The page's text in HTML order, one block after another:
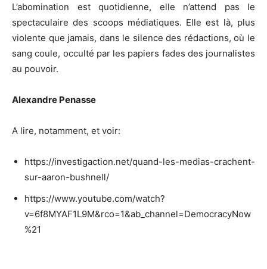
L’abomination est quotidienne, elle n’attend pas le
spectaculaire des scoops médiatiques. Elle est là, plus
violente que jamais, dans le silence des rédactions, où le
sang coule, occulté par les papiers fades des journalistes
au pouvoir.
Alexandre Penasse
A lire, notamment, et voir:
https://investigaction.net/quand-les-medias-crachent-
sur-aaron-bushnell/
https://www.youtube.com/watch?
v=6f8MYAF1L9M&rco=1&ab_channel=DemocracyNow
%21